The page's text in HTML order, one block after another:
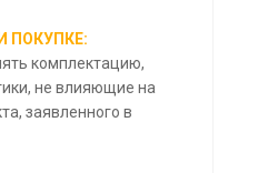
ПОКУПКЕ:
комплектацию,
не влияющие на
заявленного в